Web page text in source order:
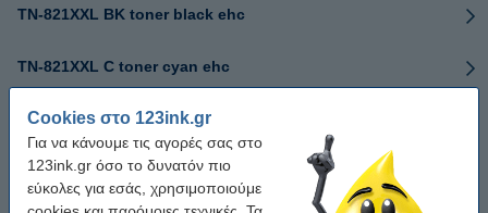
Cookies στο 123ink.gr
Για να κάνουμε τις αγορές σας στο
123ink.gr όσο το δυνατόν πιο
εύκολες για εσάς, χρησιμοποιούμε
TN-821XXL BK toner black ehc
TN-821XXL C toner cyan ehc
TN-821XXL M τόνερ magenta ehc
TN-821XXL Y toner yellow ehc